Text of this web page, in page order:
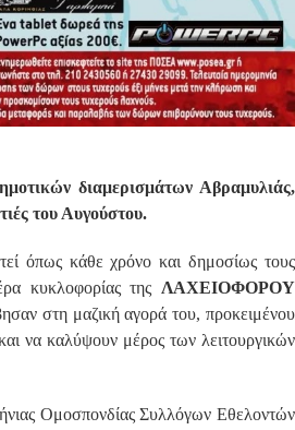
διαμερισμάτων Αβραμυλιάς,
του Αυγούστου.
όπως κάθε χρόνο και δημοσίως τους
κυκλοφορίας της ΛΑΧΕΙΟΦΟΡΟΥ
στη μαζική αγορά του, προκειμένου
να καλύψουν μέρος των λειτουργικών
Ομοσπονδίας Συλλόγων Εθελοντών